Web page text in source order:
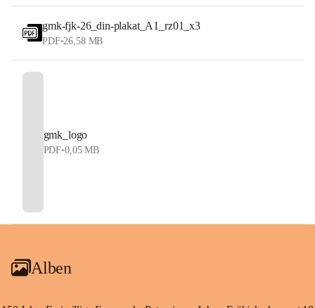
gmk-fjk-26_din-plakat_A1_rz01_x3
PDF•26,58 MB
gmk_logo
PDF•0,05 MB
Alben